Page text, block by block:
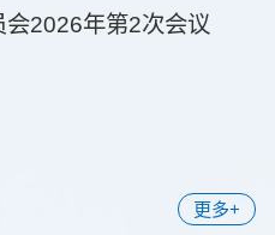
2026年第2次会议
更多+